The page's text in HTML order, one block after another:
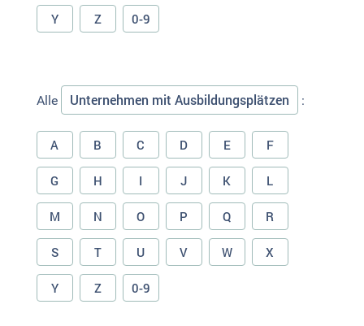
Y Z 0-9
Alle Unternehmen mit Ausbildungsplätzen :
A B C D E F
G H I J K L
M N O P Q R
S T U V W X
Y Z 0-9